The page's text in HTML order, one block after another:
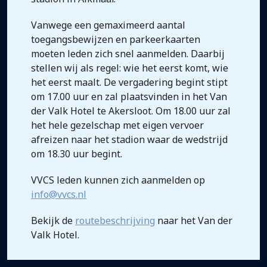
Vanwege een gemaximeerd aantal
toegangsbewijzen en parkeerkaarten
moeten leden zich snel aanmelden. Daarbij
stellen wij als regel: wie het eerst komt, wie
het eerst maalt. De vergadering begint stipt
om 17.00 uur en zal plaatsvinden in het Van
der Valk Hotel te Akersloot. Om 18.00 uur zal
het hele gezelschap met eigen vervoer
afreizen naar het stadion waar de wedstrijd
om 18.30 uur begint.
VVCS leden kunnen zich aanmelden op
info@vvcs.nl
Bekijk de routebeschrijving naar het Van der
Valk Hotel.